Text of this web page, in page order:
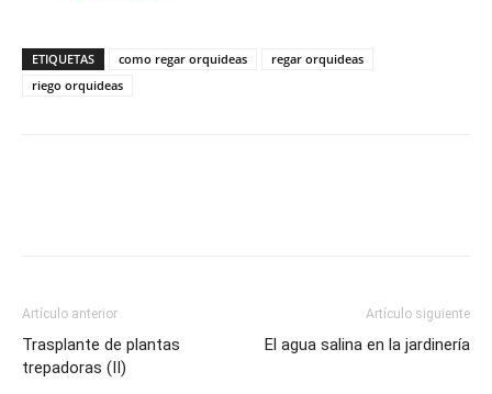
ETIQUETAS como regar orquideas
regar orquideas
riego orquideas
Artículo anterior
Trasplante de plantas
trepadoras (II)
Artículo siguiente
El agua salina en la jardinería